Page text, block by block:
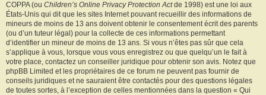
COPPA (ou Children’s Online Privacy Protection Actde 1998) est une loi aux
États-Unis qui dit que les sites Internet pouvant recueillir des informations de
mineurs de moins de 13 ans doivent obtenir le consentement écrit des parents
(ou d’un tuteur légal) pour la collecte de ces informations permettant
d’identifier un mineur de moins de 13 ans. Si vous n’êtes pas sûr que cela
s’applique à vous, lorsque vous vous enregistrez ou que quelqu’un le fait à
votre place, contactez un conseiller juridique pour obtenir son avis. Notez que
phpBB Limited et les propriétaires de ce forum ne peuvent pas fournir de
conseils juridiques et ne sauraient être contactés pour des questions légales
de toutes sortes, à l’exception de celles mentionnées dans la question « Qui